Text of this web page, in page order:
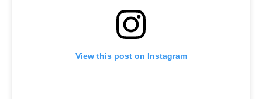
View this post on Instagram